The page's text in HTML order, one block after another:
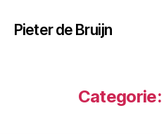
Pieter de Bruijn
Categorie: